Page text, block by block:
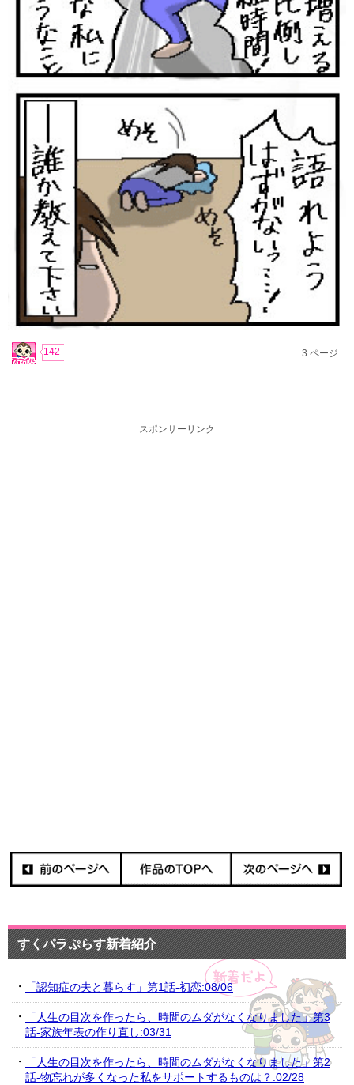
142 3 ページ
スポンサーリンク
すくパラぷらす新着紹介
「認知症の夫と暮らす」第1話-初恋:08/06
「人生の目次を作ったら、時間のムダがなくなりました」第3
話-家族年表の作り直し:03/31
「人生の目次を作ったら、時間のムダがなくなりました」第2
話-物忘れが多くなった私をサポートするものは？:02/28